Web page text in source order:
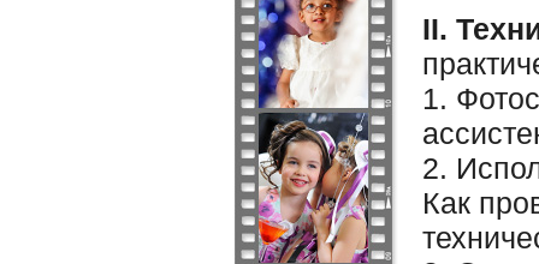
II.
1.
2.
Как